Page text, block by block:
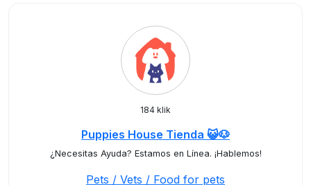
184 klik
Puppies House Tienda 😺🐶
¿Necesitas Ayuda? Estamos en Línea. ¡Hablemos!
Pets / Vets / Food for pets